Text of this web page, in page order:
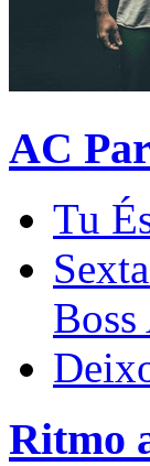
AC
Tu
Boss
Ritmo